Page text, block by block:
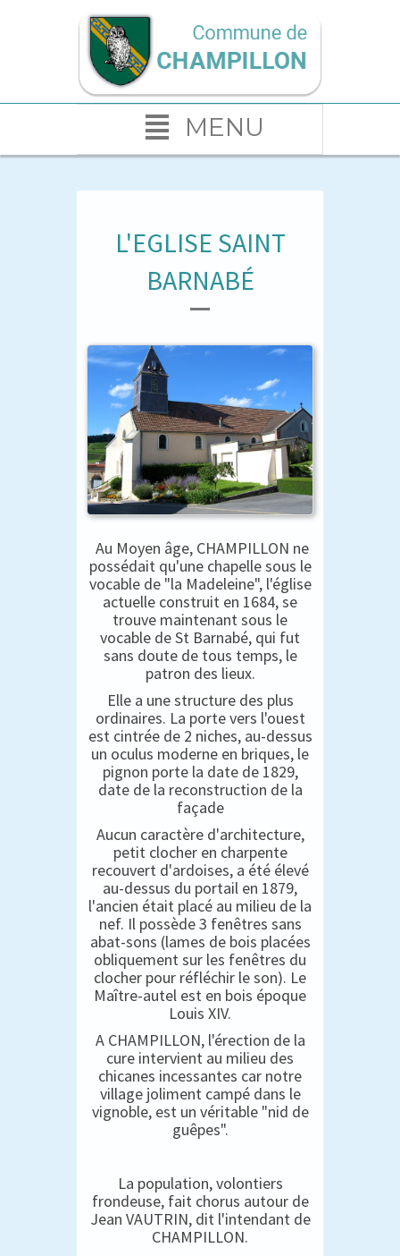
MENU
L'EGLISE SAINT
BARNABÉ
Au Moyen âge, CHAMPILLON ne
possédait qu'une chapelle sous le
vocable de "la Madeleine", l'église
actuelle construit en 1684, se
trouve maintenant sous le
vocable de St Barnabé, qui fut
sans doute de tous temps, le
patron des lieux.
Elle a une structure des plus
ordinaires. La porte vers l'ouest
est cintrée de 2 niches, au-dessus
un oculus moderne en briques, le
pignon porte la date de 1829,
date de la reconstruction de la
façade
Aucun caractère d'architecture,
petit clocher en charpente
recouvert d'ardoises, a été élevé
au-dessus du portail en 1879,
l'ancien était placé au milieu de la
nef. Il possède 3 fenêtres sans
abat-sons (lames de bois placées
obliquement sur les fenêtres du
clocher pour réfléchir le son). Le
Maître-autel est en bois époque
Louis XIV.
A CHAMPILLON, l'érection de la
cure intervient au milieu des
chicanes incessantes car notre
village joliment campé dans le
vignoble, est un véritable "nid de
guêpes".
La population, volontiers
frondeuse, fait chorus autour de
Jean VAUTRIN, dit l'intendant de
CHAMPILLON.